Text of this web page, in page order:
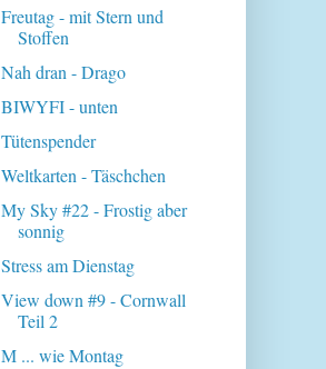
Freutag - mit Stern und
Stoffen
Nah dran - Drago
BIWYFI - unten
Tütenspender
Weltkarten - Täschchen
My Sky #22 - Frostig aber
sonnig
Stress am Dienstag
View down #9 - Cornwall
Teil 2
M ... wie Montag